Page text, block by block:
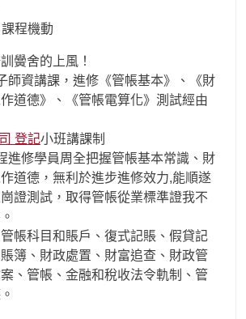
程機動
舍的上風！
資講課，進修《管帳基本》、《財
道德》、《管帳電算化》測試經由
登記小班講課制
修學員周全把握管帳基本常識、財
道德，無利於進步進修效力,能順遂
證測試，取得管帳從業標準證我不
科目和賬戶、復式記賬、假貸記
簿、財政處置、財富追查、財政管
、管帳、金融和稅收法令軌制、管